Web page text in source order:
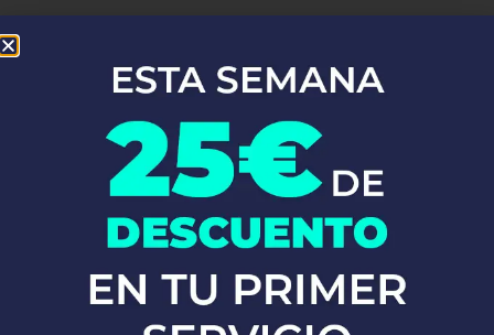
En Fontaneros 24h Eibar
, brindamos una completa gama de
sea una emergencia o un mantenimiento rutinario, estamos
disponibles para asistirte las 24 horas del día, los 7 días de la
semana. A continuación, te mostramos algunos de nuestros
servicios más populares: